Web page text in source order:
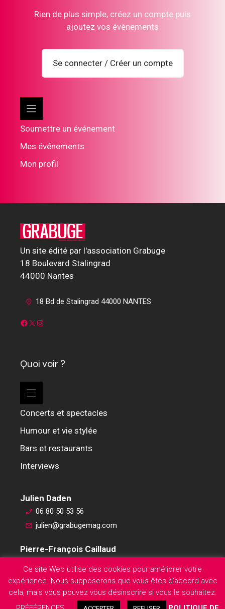
Rien de plus simple, créez un compte puis
ajoutez vos évènements
Se connecter / Créer un compte
Soumettre un événement
Mes événements
Mon profil
Un site édité par l'association Grabuge
18 Boulevard Stalingrad
44000 Nantes
18 Bd de Stalingrad 44000 NANTES
Facebook
X Instagram
Quoi voir ?
Concerts et spectacles
Humour et vie stylée
Bars et restaurants
Interviews
Julien Daden
06 80 50 53 56
julien@grabugemag.com
Pierre-François Caillaud
pierre-francois@grabugemag.com
Mentions légales
Ce site Web utilise des cookies pour améliorer votre
expérience. Nous supposerons que vous êtes d'accord avec
cela, mais vous pouvez vous désinscrire si vous le souhaitez.